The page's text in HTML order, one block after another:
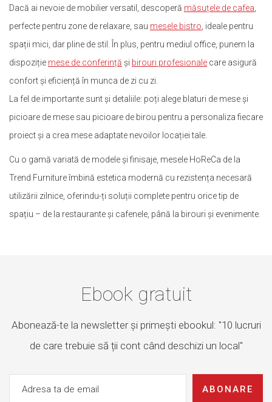
Dacă ai nevoie de mobilier versatil, descoperă măsuțele de cafea
perfecte pentru zone de relaxare, sau mesele bistro , ideale pentru
spații mici, dar pline de stil. În plus, pentru mediul office, punem la
dispoziție mese de conferință și birouri profesionale care asigură
confort și eficiență în munca de zi cu zi.
La fel de importante sunt și detaliile: poți alege blaturi de mese și
picioare de mese sau picioare de birou pentru a personaliza fiecare
proiect și a crea mese adaptate nevoilor locației tale.
Cu o gamă variată de modele și finisaje, mesele HoReCa de la
Trend Furniture îmbină estetica modernă cu rezistența necesară
utilizării zilnice, oferindu-ți soluții complete pentru orice tip de
spațiu – de la restaurante și cafenele, până la birouri și evenimente.
Ebook gratuit
Abonează-te la newsletter și primești ebookul: "10 lucruri
de care trebuie să ții cont când deschizi un local"
ABONARE